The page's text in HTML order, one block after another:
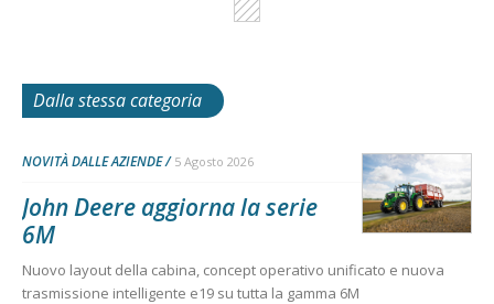
Dalla stessa categoria
NOVITÀ DALLE AZIENDE 5 Agosto 2026
John Deere aggiorna la serie
6M
Nuovo layout della cabina, concept operativo unificato e nuova
trasmissione intelligente e19 su tutta la gamma 6M